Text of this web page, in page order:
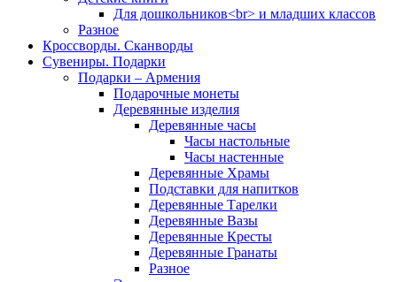
Для дошкольников<br> и младших классов
Разное
Кроссворды. Сканворды
Сувениры. Подарки
Подарки – Армения
Подарочные монеты
Деревянные изделия
Деревянные часы
Часы настольные
Часы настенные
Деревянные Храмы
Подставки для напитков
Деревянные Тарелки
Деревянные Вазы
Деревянные Кресты
Деревянные Гранаты
Разное